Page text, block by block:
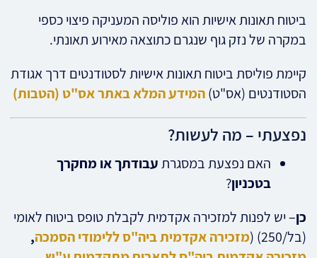
ביטוח תאונות אישיות הוא פוליסה המעניקה פיצוי כספי
במקרה של נזק גוף שנגרם כתוצאה מאירוע תאונתי.
קיימת פוליסת ביטוח תאונות אישיות לסטודנטים דרך אגודת
הסטודנטים (אס"ט)המידע המלא באתר אס"ט (הטבות)
נפצעתי – מה לעשות?
האם נפצעת במסגרתעבודתך או מחקרך
בטכניון?
כן– יש לפנות למזכירה אקדמית לקבלת טופס ביטוח לאומי
(בל/250) (
מזכירה אקדמית ביה"ס ללימודי הסמכה,